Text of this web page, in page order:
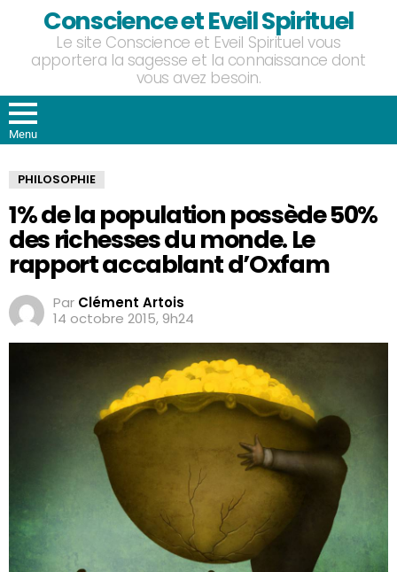
Conscience et Eveil Spirituel
Le site Conscience et Eveil Spirituel vous
apportera la sagesse et la connaissance dont
vous avez besoin.
Menu
PHILOSOPHIE
1% de la population possède 50%
des richesses du monde. Le
rapport accablant d’Oxfam
Par Clément Artois
14 octobre 2015, 9h24